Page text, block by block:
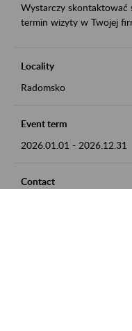
Wystarczy skontaktować
termin wizyty w Twojej
Locality
Radomsko
Event term
2026.01.01 - 2026.12.31
Contact